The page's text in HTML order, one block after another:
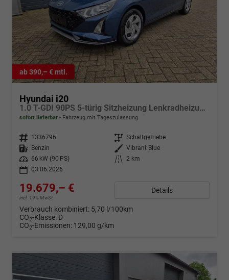
ab 390,– € mtl.
Hyundai i20
1.0 T-GDI 90PS 5-türig Sitzheizung Lenkradheizung Rückf.Kamera PDC Klima Apple CarPlay Android Auto Tempomat Touchscreen
sofort lieferbar Fahrzeug mit Tageszulassung
Fahrzeugnr. 1336796 Getriebe Schaltgetriebe
Kraftstoff
Benzin Außenfarbe Vibrant Blue
Leistung
66 kW (90 PS) Kilometerstand
2 km
03.06.2026
19.679,– €
incl. 19% MwSt.
Details
Verbrauch kombiniert: 5,70 l/100km
CO2-Klasse: D
CO2-Emissionen: 129,00 g/km